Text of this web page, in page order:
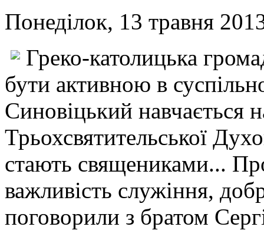
Понеділок, 13 травня
Греко-католицька
бути активною в
Синовіцький навчається
Трьохсвятительської
стають священиками...
важливість служіння,
поговорили з братом